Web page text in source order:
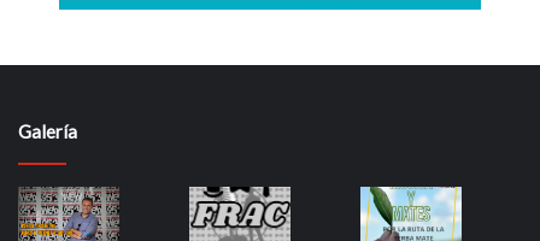
Galería